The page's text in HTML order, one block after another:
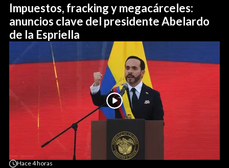
Impuestos, fracking y megacárceles:
anuncios clave del presidente Abelardo
de la Espriella
Hace4 horas